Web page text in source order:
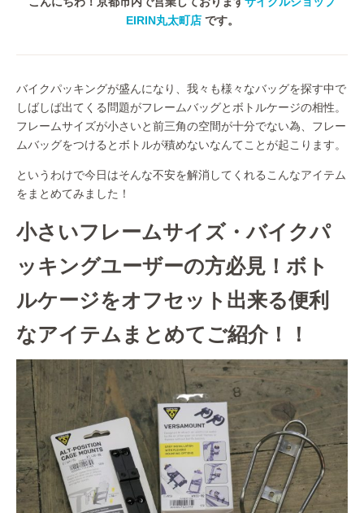
EIRIN丸太町店です。
バイクパッキングが盛んになり、我々も様々なバッグを探す中で
しばしば出てくる問題がフレームバッグとボトルケージの相性。
フレームサイズが小さいと前三角の空間が十分でない為、フレー
ムバッグをつけるとボトルが積めないなんてことが起こります。
というわけで今日はそんな不安を解消してくれるこんなアイテム
をまとめてみました！
小さいフレームサイズ・バイクパ
ッキングユーザーの方必見！ボト
ルケージをオフセット出来る便利
なアイテムまとめてご紹介！！